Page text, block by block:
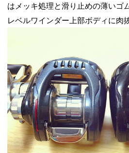
はメッキ処理と滑り止めの薄いゴ
レベルワインダー上部ボディに肉